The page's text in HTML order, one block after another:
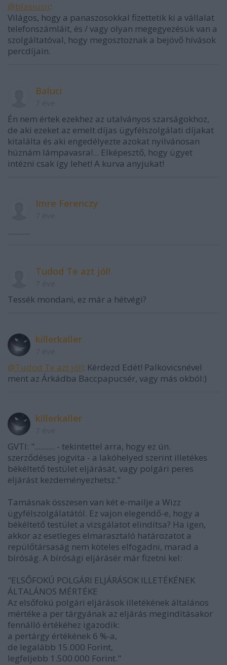
@blasiusii:
Világos, hogy a panaszosokkal fizettetik ki a vállalat
telefonszámláit, és / vagy olyan megegyezésük van a
szolgáltatóval, hogy megosztoznak a bejövő hívások
percdíjain.
Baluci
Én nem értek ezekhez az utalványos szarságokhoz,
de aki ezeket az emelt díjas ügyfélszolgálati díjakat
kitalálta és aki engedélyezte azokat nyilvánosan
húznám lámpavasra!... Elképesztő, hogy ügyet
intézni csak így lehet! A kurva anyjukat!
Imre Ferenczy
...........
Tudod Te azt jól!
Tessék mondani, ez már a hétvégi?
killerkaller
@Tudod Te azt jól!: Kérdezd Edét! Palkovicsnével
ment az Árkádba Baccpapucsér, vagy más okból:)
killerkaller
GVTI: ".......... - tekintettel arra, hogy ez ún.
szerződéses jogvita - a lakóhelyed szerint illetékes
békéltető testület eljárását, vagy polgári peres
eljárást kezdeményezhetsz."
Tamásnak összesen van két e-mailje a Wizz
ügyfélszolgálatától. Ez vajon elegendő-e, hogy a
békéltető testület a vizsgálatot elindítsa? Ha igen,
akkor az esetleges elmarasztaló határozatot a
repülőtársaság nem köteles elfogadni, marad a
bíróság. A bírósági eljárásér már fizetni kel:
"ELSŐFOKÚ POLGÁRI ELJÁRÁSOK ILLETÉKÉNEK
ÁLTALÁNOS MÉRTÉKE
Az elsőfokú polgári eljárások illetékének általános
mértéke a per tárgyának az eljárás megindításakor
fennálló értékéhez igazodik:
a pertárgy értékének 6 %-a,
de legalább 15.000 Forint,
legfeljebb 1.500.000 Forint."